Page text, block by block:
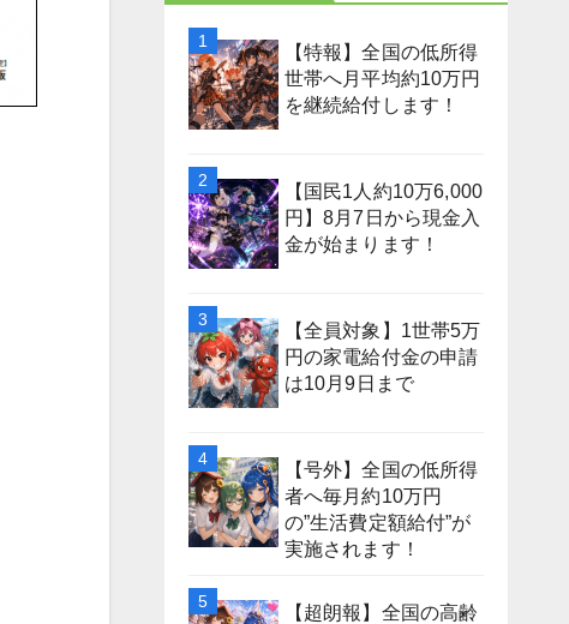
【特報】全国の低所得
世帯へ月平均約10万円
を継続給付します！
【国民1人約10万6,000
円】8月7日から現金入
金が始まります！
【全員対象】1世帯5万
円の家電給付金の申請
は10月9日まで
【号外】全国の低所得
者へ毎月約10万円
の”生活費定額給付”が
実施されます！
【超朗報】全国の高齢